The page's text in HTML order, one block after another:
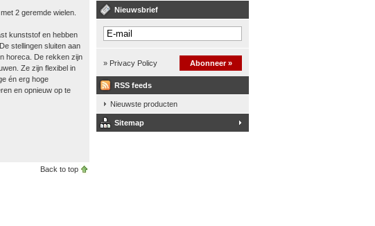
2 geremde wielen.
kunststof en hebben
stellingen sluiten aan
horeca. De rekken zijn
Ze zijn flexibel in
én erg hoge
en opnieuw op te
Back to top
Nieuwsbrief
» Privacy Policy Abonneer »
RSS feeds
Nieuwste producten
Sitemap